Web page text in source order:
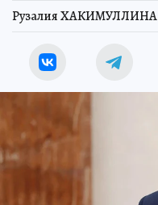
Рузалия ХАКИМУЛЛИНА